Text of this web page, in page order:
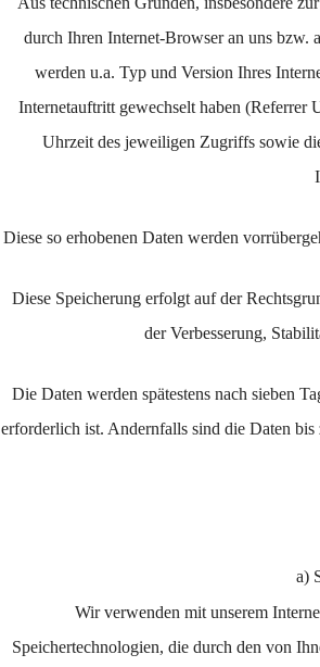
durch Ihren Internet-Browser an uns bzw.
werden u.a. Typ und Version Ihres
Internetauftritt gewechselt haben (Referrer
Uhrzeit des jeweiligen Zugriffs sowie
Diese so erhobenen Daten werden
Diese Speicherung erfolgt auf der
der Verbesserung,
Die Daten werden spätestens nach sieben
erforderlich ist. Andernfalls sind die Daten
a)
Wir verwenden mit unserem
Speichertechnologien, die durch den von